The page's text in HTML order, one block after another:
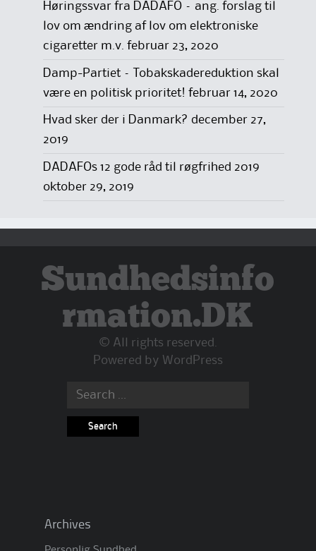
Høringssvar fra DADAFO – ang. forslag til
lov om ændring af lov om elektroniske
cigaretter m.v. februar 23, 2020
Damp-Partiet – Tobakskadereduktion skal
være en politisk prioritet! februar 14, 2020
Hvad sker der i Danmark? december 27,
2019
DADAFOs 12 gode råd til røgfrihed 2019
oktober 29, 2019
Sundhedsinfo
rmation.DK
© All rights reserved.
Powered by WordPress
Search
Archives